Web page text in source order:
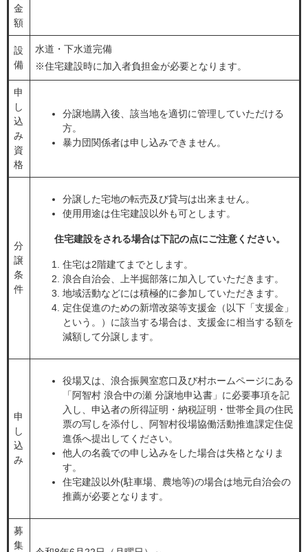
金
額
設
備
水道・下水道完備
※住宅建設時に加入者負担金が必要となります。
申
し
込
み
資
格
分譲地購入後、該当地を適切に管理していただける
方。
暴力団関係者は申し込みできません。
分
譲
条
件
分譲した宅地の転売及び貸与は出来ません。
使用用途は住宅建設以外も可とします。
住宅建設をされる場合は下記の点にご注意ください。
住宅は2階建てまでとします。
浪合自治会、上半掘部落に加入していただきます。
地域活動などには積極的に参加していただきます。
定住促進のための新増改築等支援金（以下「支援金」
という。）に該当する場合は、支援金に相当する額を
減額して分譲します。
申
し
込
み
役場又は、浪合振興室窓口及び村ホームページにある
「阿智村 浪合中の瀬 分譲地申込書」に必要事項を記
入し、申込者の所得証明・納税証明・世帯全員の住民
票の写しを添付し、阿智村役場協働活動推進課定住促
進係へ提出してください。
他人の名義での申し込みをした場合は失格となりま
す。
住宅建設以外(駐車場、農地等)の場合は地元自治会の
推薦が必要となります。
募
集